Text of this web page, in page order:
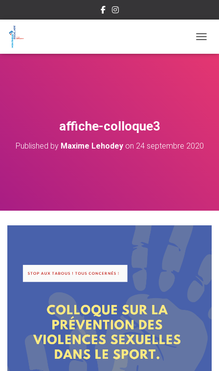
affiche-colloque3
Published by Maxime Lehodeyon 24 septembre 2020